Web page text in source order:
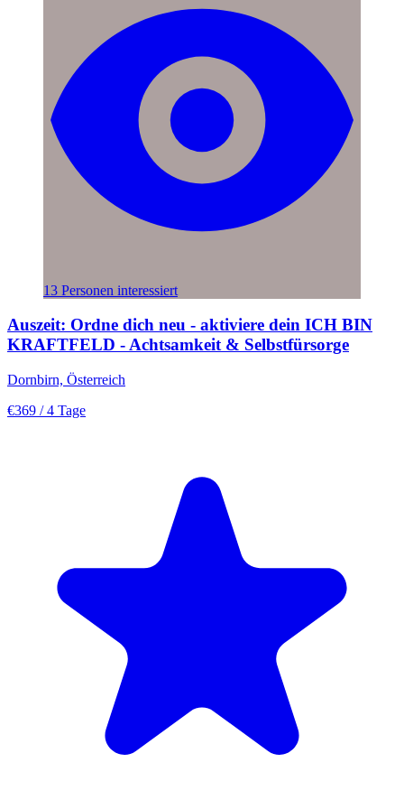
13 Personen interessiert
Auszeit: Ordne dich neu - aktiviere dein ICH BIN
KRAFTFELD - Achtsamkeit & Selbstfürsorge
Dornbirn, Österreich
€369 / 4 Tage